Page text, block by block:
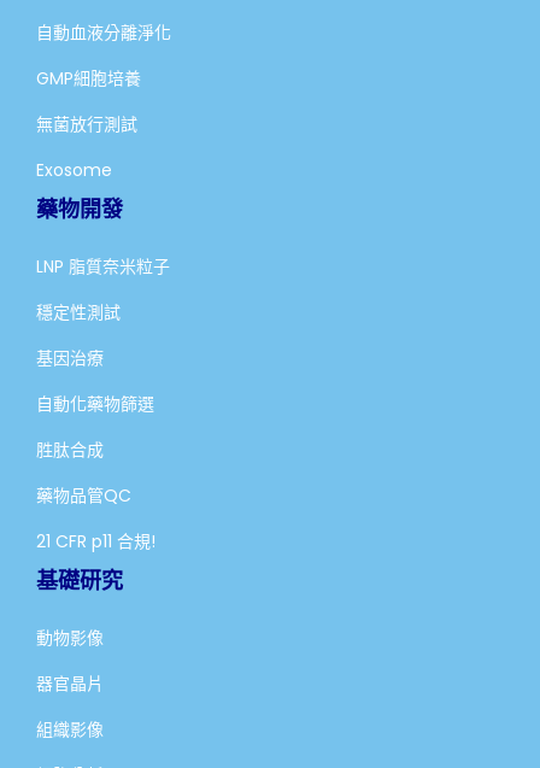
自動血液分離淨化
GMP細胞培養
無菌放行測試
Exosome
藥物開發
LNP 脂質奈米粒子
穩定性測試
基因治療
自動化藥物篩選
胜肽合成
藥物品管QC
21 CFR p11 合規!
基礎研究
動物影像
器官晶片
組織影像